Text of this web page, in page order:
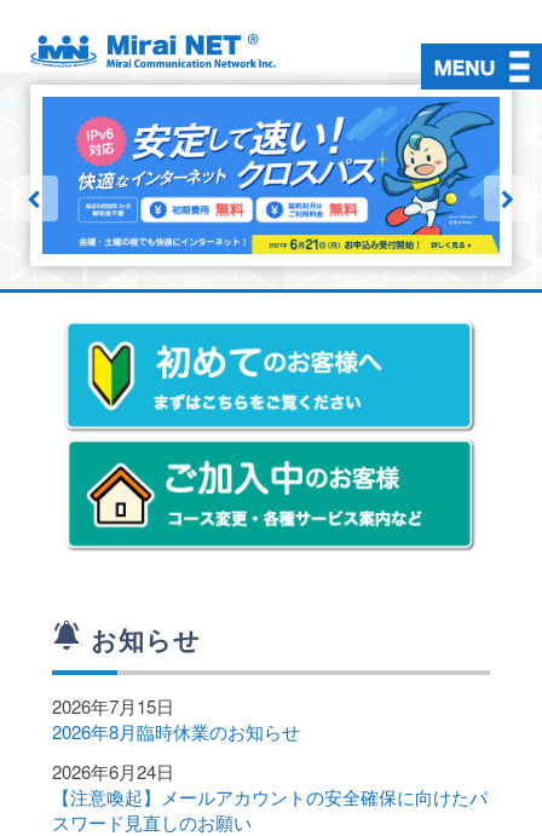
初めての方
ご加入中の方
インターネット接続
対応回線
有料オプション
料金・お支払い
よくある質問
お問い合わせ
入会お申込み
会員ページ
サイトマップ
各種申請書
サイト内検索
お知らせ
2026年7月15日
2026年8月臨時休業のお知らせ
2026年6月24日
【注意喚起】メールアカウントの安全確保に向けたパ
スワード見直しのお願い